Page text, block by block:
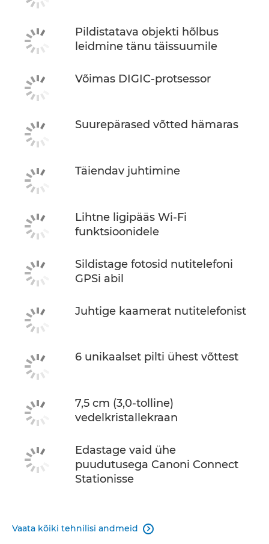
Pildistatava objekti hõlbus
leidmine tänu täissuumile
Võimas DIGIC-protsessor
Suurepärased võtted hämaras
Täiendav juhtimine
Lihtne ligipääs Wi-Fi
funktsioonidele
Sildistage fotosid nutitelefoni
GPSi abil
Juhtige kaamerat nutitelefonist
6 unikaalset pilti ühest võttest
7,5 cm (3,0-tolline)
vedelkristallekraan
Edastage vaid ühe
puudutusega Canoni Connect
Stationisse
Vaata kõiki tehnilisi andmeid 